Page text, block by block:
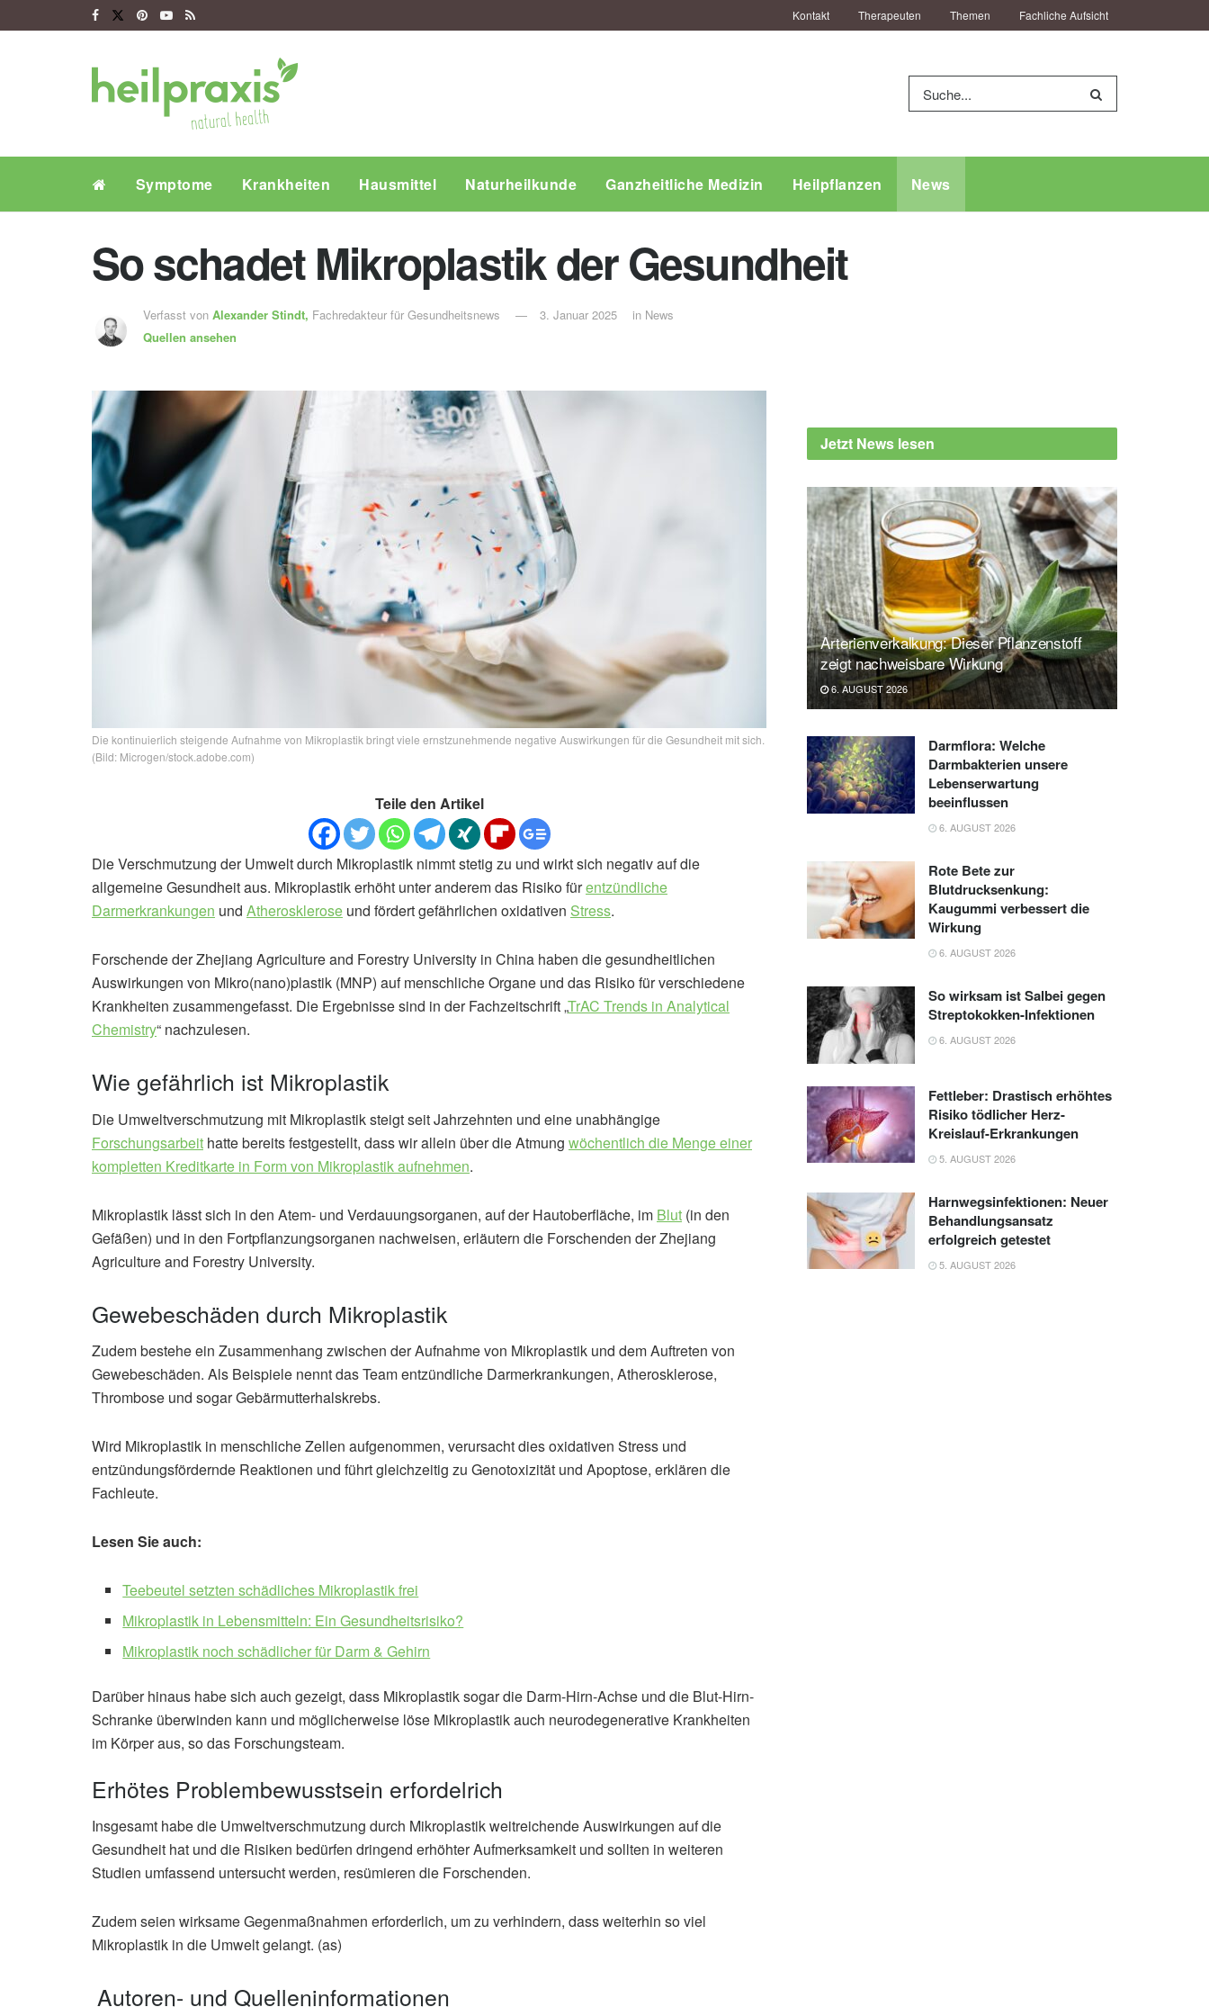
Kontakt Therapeuten Themen Fachliche Aufsicht
Symptome Krankheiten Hausmittel Naturheilkunde Ganzheitliche Medizin Heilpflanzen News
So schadet Mikroplastik der Gesundheit
Verfasst von Alexander Stindt, Fachredakteur für Gesundheitsnews
Quellen ansehen
3. Januar 2025 in News
Die kontinuierlich steigende Aufnahme von Mikroplastik bringt viele ernstzunehmende negative Auswirkungen für die Gesundheit mit sich.
(Bild: Microgen/stock.adobe.com)
Teile den Artikel
Die Verschmutzung der Umwelt durch Mikroplastik nimmt stetig zu und wirkt sich negativ auf die
allgemeine Gesundheit aus. Mikroplastik erhöht unter anderem das Risiko fürentzündliche
Darmerkrankungen und Atherosklerose und fördert gefährlichen oxidativen Stress.
Forschende der Zhejiang Agriculture and Forestry University in China haben die gesundheitlichen
Auswirkungen von Mikro(nano)plastik (MNP) auf menschliche Organe und das Risiko für verschiedene
Krankheiten zusammengefasst. Die Ergebnisse sind in der Fachzeitschrift „TrAC Trends in Analytical
Chemistry“ nachzulesen.
Wie gefährlich ist Mikroplastik
Die Umweltverschmutzung mit Mikroplastik steigt seit Jahrzehnten und eine unabhängige
Forschungsarbeit hatte bereits festgestellt, dass wir allein über die Atmung wöchentlich die Menge einer
kompletten Kreditkarte in Form von Mikroplastik aufnehmen.
Mikroplastik lässt sich in den Atem- und Verdauungsorganen, auf der Hautoberfläche, im Blut (in den
Gefäßen) und in den Fortpflanzungsorganen nachweisen, erläutern die Forschenden der Zhejiang
Agriculture and Forestry University.
Gewebeschäden durch Mikroplastik
Zudem bestehe ein Zusammenhang zwischen der Aufnahme von Mikroplastik und dem Auftreten von
Gewebeschäden. Als Beispiele nennt das Team entzündliche Darmerkrankungen, Atherosklerose,
Thrombose und sogar Gebärmutterhalskrebs.
Wird Mikroplastik in menschliche Zellen aufgenommen, verursacht dies oxidativen Stress und
entzündungsfördernde Reaktionen und führt gleichzeitig zu Genotoxizität und Apoptose, erklären die
Fachleute.
Lesen Sie auch:
Teebeutel setzten schädliches Mikroplastik frei
Mikroplastik in Lebensmitteln: Ein Gesundheitsrisiko?
Mikroplastik noch schädlicher für Darm & Gehirn
Darüber hinaus habe sich auch gezeigt, dass Mikroplastik sogar die Darm-Hirn-Achse und die Blut-Hirn-
Schranke überwinden kann und möglicherweise löse Mikroplastik auch neurodegenerative Krankheiten
im Körper aus, so das Forschungsteam.
Erhötes Problembewusstsein erfordelrich
Insgesamt habe die Umweltverschmutzung durch Mikroplastik weitreichende Auswirkungen auf die
Gesundheit hat und die Risiken bedürfen dringend erhöhter Aufmerksamkeit und sollten in weiteren
Studien umfassend untersucht werden, resümieren die Forschenden.
Zudem seien wirksame Gegenmaßnahmen erforderlich, um zu verhindern, dass weiterhin so viel
Mikroplastik in die Umwelt gelangt. (as)
Autoren- und Quelleninformationen
Jetzt News lesen
Arterienverkalkung: Dieser Pflanzenstoff
zeigt nachweisbare Wirkung
6. AUGUST 2026
Darmflora: Welche
Darmbakterien unsere
Lebenserwartung
beeinflussen
6. AUGUST 2026
Rote Bete zur
Blutdrucksenkung:
Kaugummi verbessert die
Wirkung
6. AUGUST 2026
So wirksam ist Salbei gegen
Streptokokken-Infektionen
6. AUGUST 2026
Fettleber: Drastisch erhöhtes
Risiko tödlicher Herz-
Kreislauf-Erkrankungen
5. AUGUST 2026
Harnwegsinfektionen: Neuer
Behandlungsansatz
erfolgreich getestet
5. AUGUST 2026